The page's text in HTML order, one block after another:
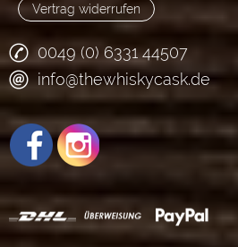
Vertrag widerrufen
0049 (0) 6331 44507
info@thewhiskycask.de